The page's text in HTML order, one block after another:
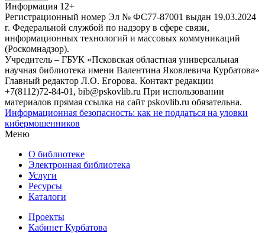
Информация 12+
Регистрационный номер Эл № ФС77-87001 выдан 19.03.2024
г. Федеральной службой по надзору в сфере связи,
информационных технологий и массовых коммуникаций
(Роскомнадзор).
Учредитель – ГБУК «Псковская областная универсальная
научная библиотека имени Валентина Яковлевича Курбатова»
Главный редактор Л.О. Егорова. Контакт редакции
+7(8112)72-84-01, bib@pskovlib.ru При использовании
материалов прямая ссылка на сайт pskovlib.ru обязательна.
Информационная безопасность: как не поддаться на уловки
кибермошенников
Меню
О библиотеке
Электронная библиотека
Услуги
Ресурсы
Каталоги
Проекты
Кабинет Курбатова